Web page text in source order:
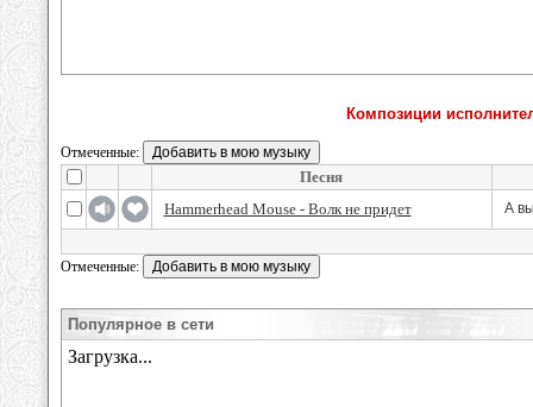
Композиции
Отмеченные:
Песня
Hammerhead Mouse - Волк не придет
А
Отмеченные:
Популярное в сети